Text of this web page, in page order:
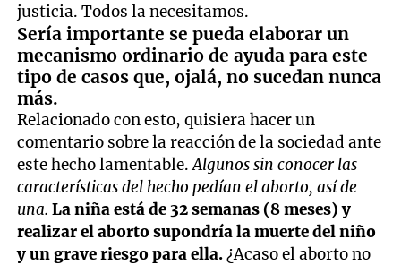
justicia. Todos la necesitamos.
Sería importante se pueda elaborar un
mecanismo ordinario de ayuda para este
tipo de casos que, ojalá, no sucedan nunca
más.
Relacionado con esto, quisiera hacer un
comentario sobre la reacción de la sociedad ante
este hecho lamentable.Algunos sin conocer las
características del hecho pedían el aborto, así de
una. La niña está de 32 semanas (8 meses) y
realizar el aborto supondría la muerte del niño
y un grave riesgo para ella.¿Acaso el aborto no